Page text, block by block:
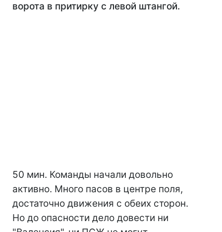
ворота в притирку с левой штангой.
50 мин. Команды начали довольно
активно. Много пасов в центре поля,
достаточно движения с обеих сторон.
Но до опасности дело довести ни